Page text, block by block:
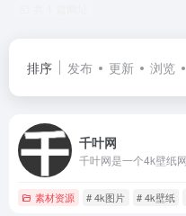
排序 发布 更新 浏览
千叶网
素材资源 # 4k图片 # 4k壁纸